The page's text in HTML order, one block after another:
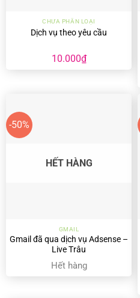
CHƯA PHÂN LOẠI
Dịch vụ theo yêu cầu
10.000₫
-50%
HẾT HÀNG
GMAIL
Gmail đã qua dịch vụ Adsense –
Live Trâu
Hết hàng